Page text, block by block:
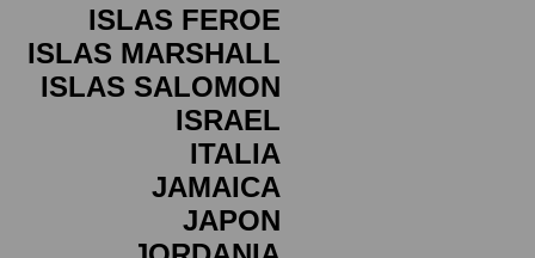
ISLAS FEROE
ISLAS MARSHALL
ISLAS SALOMON
ISRAEL
ITALIA
JAMAICA
JAPON